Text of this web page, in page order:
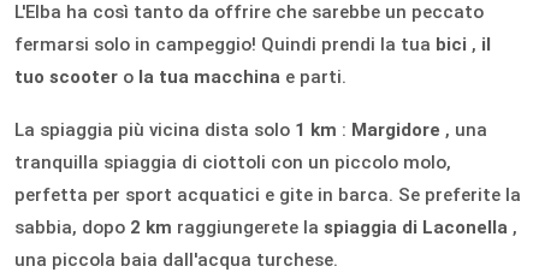
L'Elba ha così tanto da offrire che sarebbe un peccato
fermarsi solo in campeggio! Quindi prendi la tua bici , il
tuo scooter o la tua macchina e parti.
La spiaggia più vicina dista solo 1 km : Margidore , una
tranquilla spiaggia di ciottoli con un piccolo molo,
perfetta per sport acquatici e gite in barca. Se preferite la
sabbia, dopo 2 km raggiungerete la spiaggia di Laconella ,
una piccola baia dall'acqua turchese.